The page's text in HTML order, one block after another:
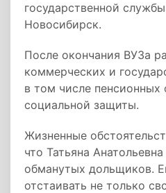
государственной
Новосибирск.
После окончания ВУЗа
коммерческих и
в том числе пенсионных
социальной защиты.
Жизненные
что Татьяна
обманутых дольщиков.
отстаивать не только